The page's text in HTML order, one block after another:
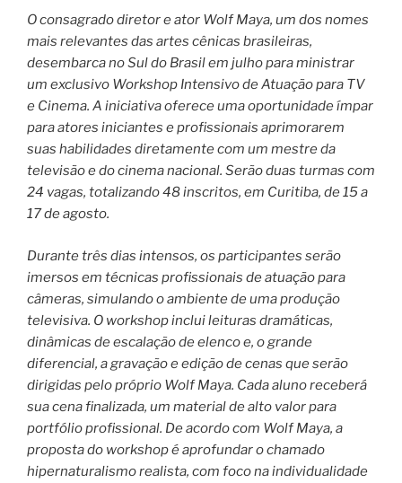
O consagrado diretor e ator Wolf Maya, um dos nomes
mais relevantes das artes cênicas brasileiras,
desembarca no Sul do Brasil em julho para ministrar
um exclusivo Workshop Intensivo de Atuação para TV
e Cinema. A iniciativa oferece uma oportunidade ímpar
para atores iniciantes e profissionais aprimorarem
suas habilidades diretamente com um mestre da
televisão e do cinema nacional. Serão duas turmas com
24 vagas, totalizando 48 inscritos, em Curitiba, de 15 a
17 de agosto.
Durante três dias intensos, os participantes serão
imersos em técnicas profissionais de atuação para
câmeras, simulando o ambiente de uma produção
televisiva. O workshop inclui leituras dramáticas,
dinâmicas de escalação de elenco e, o grande
diferencial, a gravação e edição de cenas que serão
dirigidas pelo próprio Wolf Maya. Cada aluno receberá
sua cena finalizada, um material de alto valor para
portfólio profissional. De acordo com Wolf Maya, a
proposta do workshop é aprofundar o chamado
hipernaturalismo realista, com foco na individualidade